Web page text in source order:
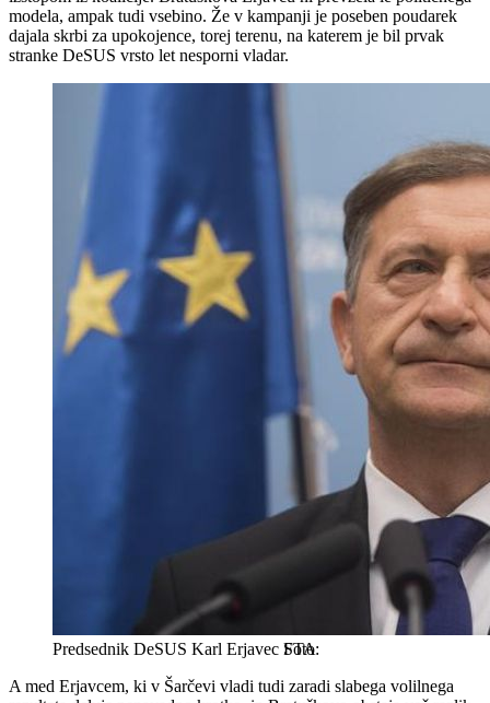
modela, ampak tudi vsebino. Že v kampanji je poseben poudarek
dajala skrbi za upokojence, torej terenu, na katerem je bil prvak
stranke DeSUS vrsto let nesporni vladar.
Predsednik DeSUS Karl Erjavec STA
A med Erjavcem, ki v Šarčevi vladi tudi zaradi slabega volilnega